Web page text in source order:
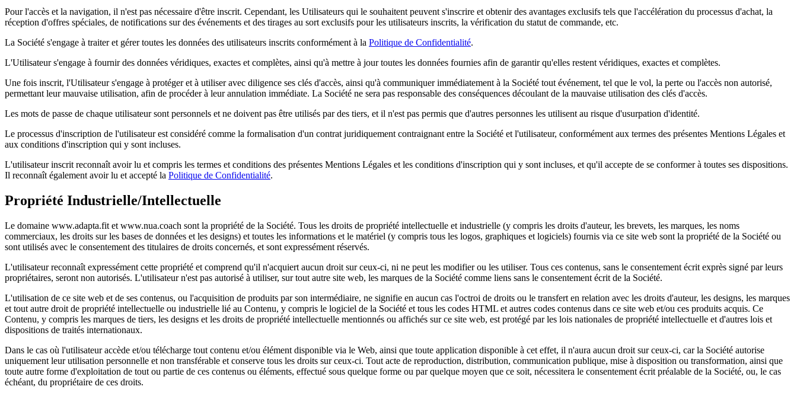
Pour l'accès et la navigation, il n'est pas nécessaire d'être inscrit. Cependant, les Utilisateurs qui le souhaitent peuvent s'inscrire et obtenir des avantages exclusifs tels que l'accélération du processus d'achat, la
réception d'offres spéciales, de notifications sur des événements et des tirages au sort exclusifs pour les utilisateurs inscrits, la vérification du statut de commande, etc.
La Société s'engage à traiter et gérer toutes les données des utilisateurs inscrits conformément à la Politique de Confidentialité.
L'Utilisateur s'engage à fournir des données véridiques, exactes et complètes, ainsi qu'à mettre à jour toutes les données fournies afin de garantir qu'elles restent véridiques, exactes et complètes.
Une fois inscrit, l'Utilisateur s'engage à protéger et à utiliser avec diligence ses clés d'accès, ainsi qu'à communiquer immédiatement à la Société tout événement, tel que le vol, la perte ou l'accès non autorisé,
permettant leur mauvaise utilisation, afin de procéder à leur annulation immédiate. La Société ne sera pas responsable des conséquences découlant de la mauvaise utilisation des clés d'accès.
Les mots de passe de chaque utilisateur sont personnels et ne doivent pas être utilisés par des tiers, et il n'est pas permis que d'autres personnes les utilisent au risque d'usurpation d'identité.
Le processus d'inscription de l'utilisateur est considéré comme la formalisation d'un contrat juridiquement contraignant entre la Société et l'utilisateur, conformément aux termes des présentes Mentions Légales et
aux conditions d'inscription qui y sont incluses.
L'utilisateur inscrit reconnaît avoir lu et compris les termes et conditions des présentes Mentions Légales et les conditions d'inscription qui y sont incluses, et qu'il accepte de se conformer à toutes ses dispositions.
Il reconnaît également avoir lu et accepté la Politique de Confidentialité.
Propriété Industrielle/Intellectuelle
Le domaine www.adapta.fit et www.nua.coach sont la propriété de la Société. Tous les droits de propriété intellectuelle et industrielle (y compris les droits d'auteur, les brevets, les marques, les noms
commerciaux, les droits sur les bases de données et les designs) et toutes les informations et le matériel (y compris tous les logos, graphiques et logiciels) fournis via ce site web sont la propriété de la Société ou
sont utilisés avec le consentement des titulaires de droits concernés, et sont expressément réservés.
L'utilisateur reconnaît expressément cette propriété et comprend qu'il n'acquiert aucun droit sur ceux-ci, ni ne peut les modifier ou les utiliser. Tous ces contenus, sans le consentement écrit exprès signé par leurs
propriétaires, seront non autorisés. L'utilisateur n'est pas autorisé à utiliser, sur tout autre site web, les marques de la Société comme liens sans le consentement écrit de la Société.
L'utilisation de ce site web et de ses contenus, ou l'acquisition de produits par son intermédiaire, ne signifie en aucun cas l'octroi de droits ou le transfert en relation avec les droits d'auteur, les designs, les marques
et tout autre droit de propriété intellectuelle ou industrielle lié au Contenu, y compris le logiciel de la Société et tous les codes HTML et autres codes contenus dans ce site web et/ou ces produits acquis. Ce
Contenu, y compris les marques de tiers, les designs et les droits de propriété intellectuelle mentionnés ou affichés sur ce site web, est protégé par les lois nationales de propriété intellectuelle et d'autres lois et
dispositions de traités internationaux.
Dans le cas où l'utilisateur accède et/ou télécharge tout contenu et/ou élément disponible via le Web, ainsi que toute application disponible à cet effet, il n'aura aucun droit sur ceux-ci, car la Société autorise
uniquement leur utilisation personnelle et non transférable et conserve tous les droits sur ceux-ci. Tout acte de reproduction, distribution, communication publique, mise à disposition ou transformation, ainsi que
toute autre forme d'exploitation de tout ou partie de ces contenus ou éléments, effectué sous quelque forme ou par quelque moyen que ce soit, nécessitera le consentement écrit préalable de la Société, ou, le cas
échéant, du propriétaire de ces droits.